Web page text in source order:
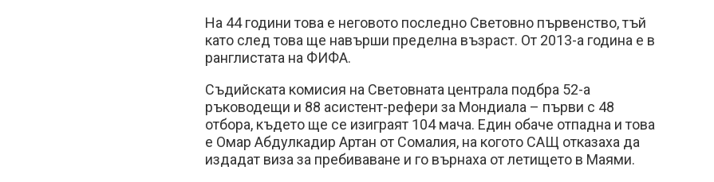
На 44 години това е неговото последно Световно първенство, тъй
като след това ще навърши пределна възраст. От 2013-а година е в
ранглистата на ФИФА.
Съдийската комисия на Световната централа подбра 52-а
ръководещи и 88 асистент-рефери за Мондиала – първи с 48
отбора, където ще се изиграят 104 мача. Един обаче отпадна и това
е Омар Абдулкадир Артан от Сомалия, на когото САЩ отказаха да
издадат виза за пребиваване и го върнаха от летището в Маями.